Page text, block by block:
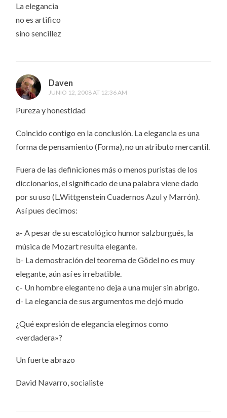
La elegancia
no es artifico
sino sencillez
Daven
JUNIO 12, 2008 AT 12:36 AM
Pureza y honestidad
Coincido contigo en la conclusión. La elegancia es una
forma de pensamiento (Forma), no un atributo mercantil.
Fuera de las definiciones más o menos puristas de los
diccionarios, el significado de una palabra viene dado
por su uso (L.Wittgenstein Cuadernos Azul y Marrón).
Así pues decimos:
a- A pesar de su escatológico humor salzburgués, la
música de Mozart resulta elegante.
b- La demostración del teorema de Gödel no es muy
elegante, aún así es irrebatible.
c- Un hombre elegante no deja a una mujer sin abrigo.
d- La elegancia de sus argumentos me dejó mudo
¿Qué expresión de elegancia elegimos como
«verdadera»?
Un fuerte abrazo
David Navarro, socialiste